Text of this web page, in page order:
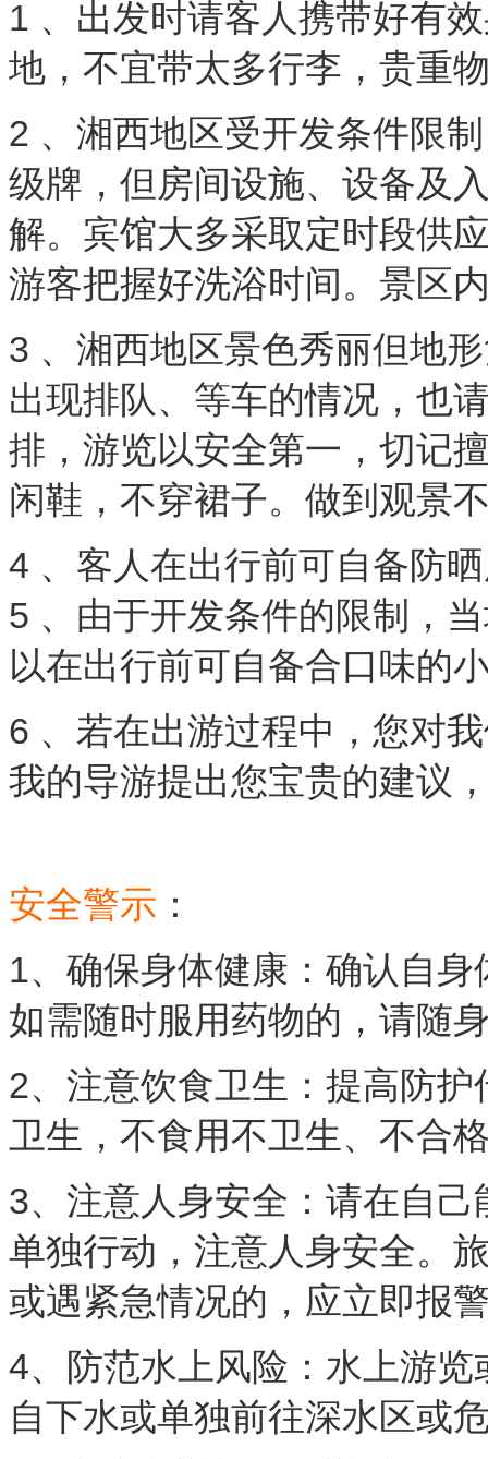
1 、出发时请客人携带好有
地，不宜带太多行李，贵重
2 、湘西地区受开发条件限
级牌，但房间设施、设备及
解。宾馆大多采取定时段供
游客把握好洗浴时间。景区
3 、湘西地区景色秀丽但地
出现排队、等车的情况，也
排，游览以安全第一，切记
闲鞋，不穿裙子。做到观景
4 、客人在出行前可自备防
5 、由于开发条件的限制，
以在出行前可自备合口味的
6 、若在出游过程中，您对
我的导游提出您宝贵的建议
安全警示 ：
1、确保身体健康：确认自
如需随时服用药物的，请随
2、注意饮食卫生：提高防
卫生，不食用不卫生、不合
3、注意人身安全：请在自
单独行动，注意人身安全。
或遇紧急情况的，应立即报
4、防范水上风险：水上游
自下水或单独前往深水区或